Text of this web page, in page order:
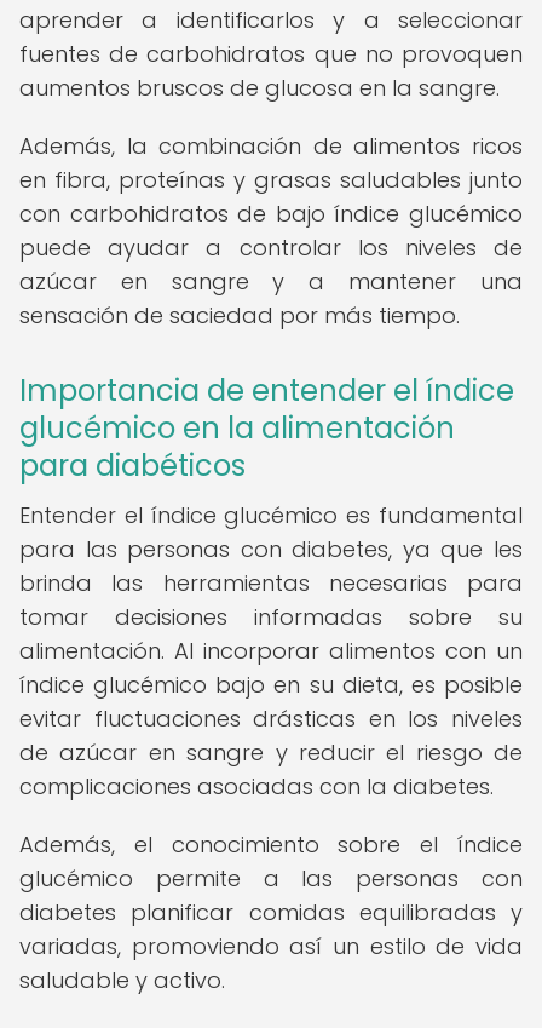
aprender a identificarlos y a seleccionar
fuentes de carbohidratos que no provoquen
aumentos bruscos de glucosa en la sangre.
Además, la combinación de alimentos ricos
en fibra, proteínas y grasas saludables junto
con carbohidratos de bajo índice glucémico
puede ayudar a controlar los niveles de
azúcar en sangre y a mantener una
sensación de saciedad por más tiempo.
Importancia de entender el índice
glucémico en la alimentación
para diabéticos
Entender el índice glucémico es fundamental
para las personas con diabetes, ya que les
brinda las herramientas necesarias para
tomar decisiones informadas sobre su
alimentación. Al incorporar alimentos con un
índice glucémico bajo en su dieta, es posible
evitar fluctuaciones drásticas en los niveles
de azúcar en sangre y reducir el riesgo de
complicaciones asociadas con la diabetes.
Además, el conocimiento sobre el índice
glucémico permite a las personas con
diabetes planificar comidas equilibradas y
variadas, promoviendo así un estilo de vida
saludable y activo.